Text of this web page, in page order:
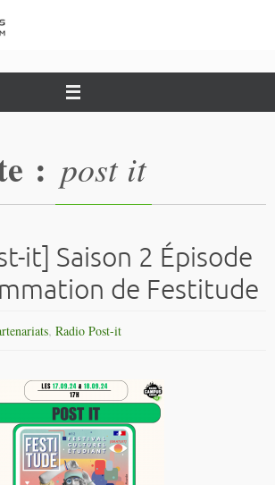
: post it
it] Saison 2 Épisode
de Festitude
, Radio Post-it